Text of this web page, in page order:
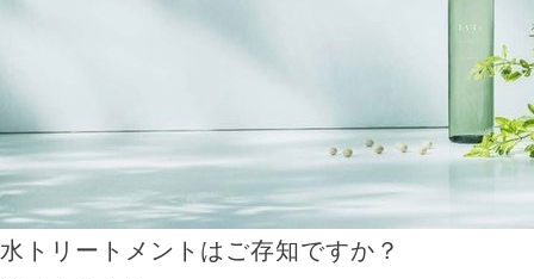
水トリートメントはご存知ですか？